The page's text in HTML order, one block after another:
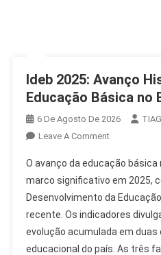
Ideb 2025: Avanço
Educação Básica no
6 De Agosto De 2026
Leave A CommentOn
2025:
Avanço
Histórico
Da
Educação
Básica
O avanço da educação
marco significativo em 2025,
Desenvolvimento da
recente. Os indicadores
evolução acumulada em
educacional do país. As três